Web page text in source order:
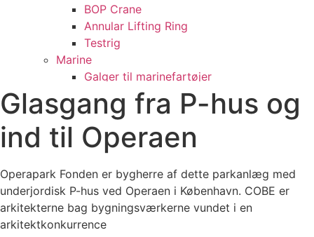
BOP Crane
Annular Lifting Ring
Testrig
Marine
Galger til marinefartøjer
Reparation af dokport
Vedligeholdelsesvogne
Skillevæg i lastrum, GRANE R
Linevogne, Norge
Sliske og A-rampe
Agterport til færge
Brandslukningsanlæg
Multifunktionelt skibsfartøj
Glasgang fra P-hus og
ind til Operaen
Operapark Fonden er bygherre af dette parkanlæg med
underjordisk P-hus ved Operaen i København. COBE er
arkitekterne bag bygningsværkerne vundet i en
arkitektkonkurrence